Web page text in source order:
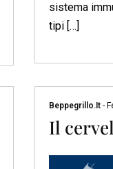
sistema
tipi […]
Beppegrillo.it -
Il